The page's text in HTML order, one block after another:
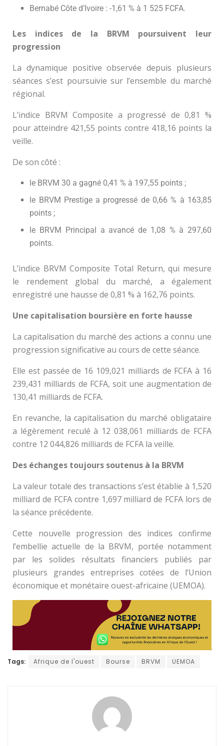
Bernabé Côte d’Ivoire : -1,61 % à 1 525 FCFA.
Les indices de la BRVM poursuivent leur
progression
La dynamique positive observée depuis plusieurs
séances s’est poursuivie sur l’ensemble du marché
régional.
L’indice BRVM Composite a progressé de 0,81 %
pour atteindre 421,55 points contre 418,16 points la
veille.
De son côté :
le BRVM 30 a gagné 0,41 % à 197,55 points ;
le BRVM Prestige a progressé de 0,66 % à 163,85
points ;
le BRVM Principal a avancé de 1,08 % à 297,60
points.
L’indice BRVM Composite Total Return, qui mesure
le rendement global du marché, a également
enregistré une hausse de 0,81 % à 162,76 points.
Une capitalisation boursière en forte hausse
La capitalisation du marché des actions a connu une
progression significative au cours de cette séance.
Elle est passée de 16 109,021 milliards de FCFA à 16
239,431 milliards de FCFA, soit une augmentation de
130,41 milliards de FCFA.
En revanche, la capitalisation du marché obligataire
a légèrement reculé à 12 038,061 milliards de FCFA
contre 12 044,826 milliards de FCFA la veille.
Des échanges toujours soutenus à la BRVM
La valeur totale des transactions s’est établie à 1,520
milliard de FCFA contre 1,697 milliard de FCFA lors de
la séance précédente.
Cette nouvelle progression des indices confirme
l’embellie actuelle de la BRVM, portée notamment
par les solides résultats financiers publiés par
plusieurs grandes entreprises cotées de l’Union
économique et monétaire ouest-africaine (UEMOA).
Tags: Afrique de l'ouest Bourse BRVM UEMOA